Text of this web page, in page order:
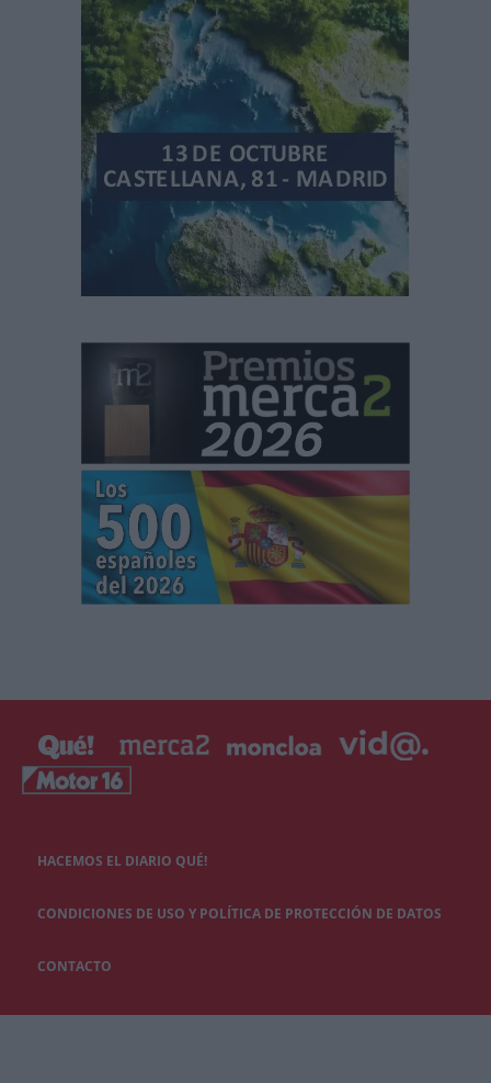
HACEMOS EL DIARIO QUÉ!
CONDICIONES DE USO Y POLÍTICA DE PROTECCIÓN DE DATOS
CONTACTO